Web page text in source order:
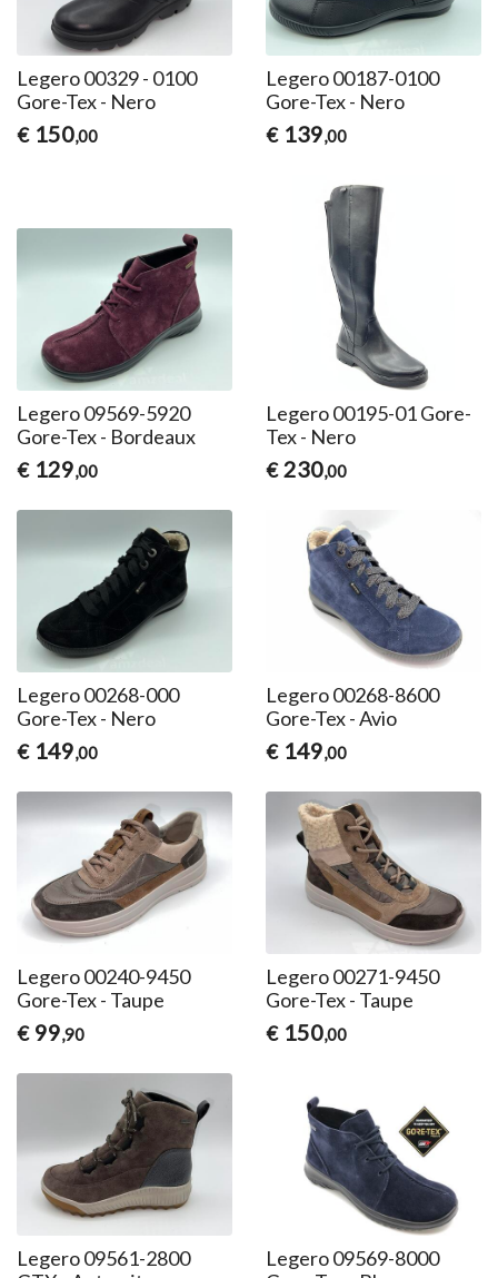
Legero 00329 - 0100
Gore-Tex - Nero
€ 150,00
Legero 00187-0100
Gore-Tex - Nero
€ 139,00
Legero 09569-5920
Gore-Tex - Bordeaux
€ 129,00
Legero 00195-01 Gore-
Tex - Nero
€ 230,00
Legero 00268-000
Gore-Tex - Nero
€ 149,00
Legero 00268-8600
Gore-Tex - Avio
€ 149,00
Legero 00240-9450
Gore-Tex - Taupe
€ 99,90
Legero 00271-9450
Gore-Tex - Taupe
€ 150,00
Legero 09561-2800
Legero 09569-8000